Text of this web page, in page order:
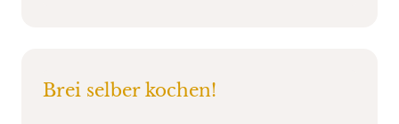
Brei selber kochen!